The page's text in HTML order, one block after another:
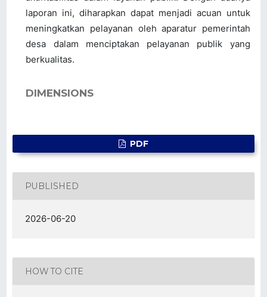
laporan ini, diharapkan dapat menjadi acuan untuk
meningkatkan pelayanan oleh aparatur pemerintah
desa dalam menciptakan pelayanan publik yang
berkualitas.
DIMENSIONS
PDF
PUBLISHED
2026-06-20
HOW TO CITE